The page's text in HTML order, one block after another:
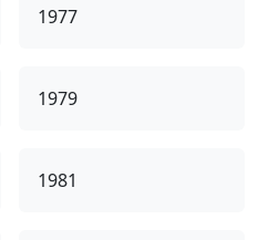
1977
1979
1981